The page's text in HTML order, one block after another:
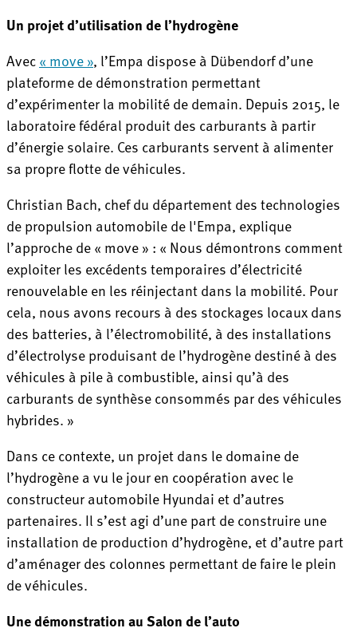
Un projet d’utilisation de l’hydrogène
Avec« move », l’Empa dispose à Dübendorf d’une
plateforme de démonstration permettant
d’expérimenter la mobilité de demain. Depuis 2015, le
laboratoire fédéral produit des carburants à partir
d’énergie solaire. Ces carburants servent à alimenter
sa propre flotte de véhicules.
Christian Bach, chef du département des technologies
de propulsion automobile de l'Empa, explique
l’approche de « move » : « Nous démontrons comment
exploiter les excédents temporaires d’électricité
renouvelable en les réinjectant dans la mobilité. Pour
cela, nous avons recours à des stockages locaux dans
des batteries, à l’électromobilité, à des installations
d’électrolyse produisant de l’hydrogène destiné à des
véhicules à pile à combustible, ainsi qu’à des
carburants de synthèse consommés par des véhicules
hybrides. »
Dans ce contexte, un projet dans le domaine de
l’hydrogène a vu le jour en coopération avec le
constructeur automobile Hyundai et d’autres
partenaires. Il s’est agi d’une part de construire une
installation de production d’hydrogène, et d’autre part
d’aménager des colonnes permettant de faire le plein
de véhicules.
Une démonstration au Salon de l’auto